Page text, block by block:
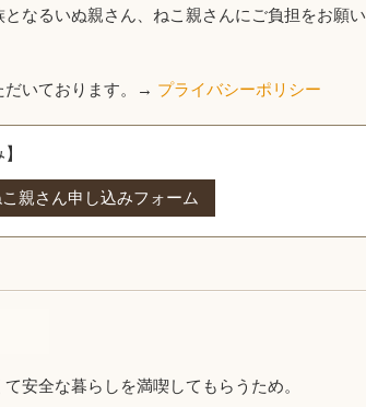
なるいぬ親さん、ねこ親さんにご負担をお願い
だいております。→ プライバシーポリシー
こ親さん申し込みフォーム
安全な暮らしを満喫してもらうため。